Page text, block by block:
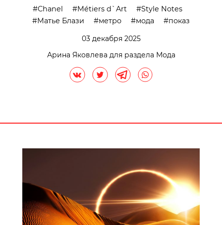
Chanel Métiers d`Art
Style Notes
Матье Блази
метро мода
показ
03 декабря 2025
Арина Яковлева для раздела Мода